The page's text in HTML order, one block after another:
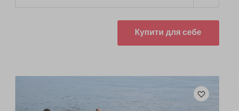
Купити для себе